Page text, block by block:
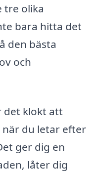
tre olika
bara hitta det
den bästa
och
det klokt att
du letar efter
ger dig en
låter dig